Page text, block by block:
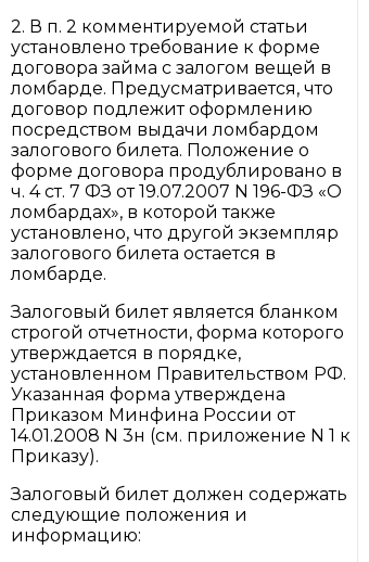
2. В п. 2 комментируемой статьи
установлено требование к форме
договора займа с залогом вещей в
ломбарде. Предусматривается, что
договор подлежит оформлению
посредством выдачи ломбардом
залогового билета. Положение о
форме договора продублировано в
ч. 4 ст. 7 ФЗ от 19.07.2007 N 196-ФЗ «О
ломбардах», в которой также
установлено, что другой экземпляр
залогового билета остается в
ломбарде.
Залоговый билет является бланком
строгой отчетности, форма которого
утверждается в порядке,
установленном Правительством РФ.
Указанная форма утверждена
Приказом Минфина России от
14.01.2008 N 3н (см. приложение N 1 к
Приказу).
Залоговый билет должен содержать
следующие положения и
информацию: